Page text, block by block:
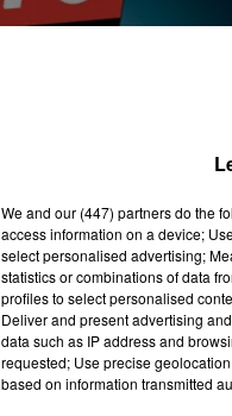
We and our (447) partnersdo the
access information on a device;
select personalised advertising;
statistics or combinations of data
profiles to select personalised
Deliver and present advertising
data such as IP address and
requested; Use precise
based on information transmitted